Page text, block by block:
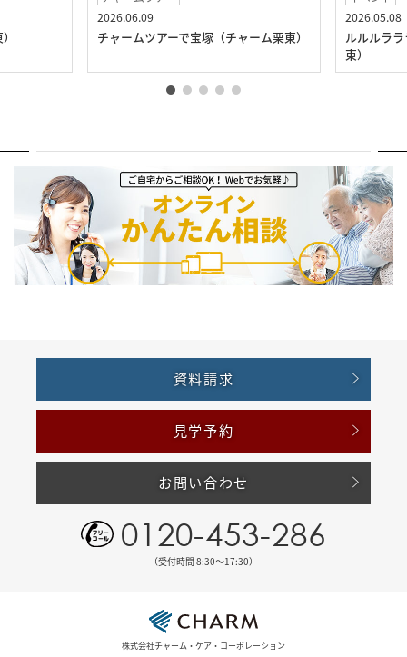
2026.06.09
チャームツアーで宝塚（チャーム栗東）
2026.05.08
ルルルラ
東）
資料請求
見学予約
お問い合わせ
0120-453-286
（受付時間 8:30〜17:30）
株式会社チャーム・ケア・コーポレーション